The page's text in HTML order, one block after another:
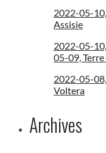
2022-05-
Assisie
2022-05-
05-09,
2022-05-
Voltera
Archives